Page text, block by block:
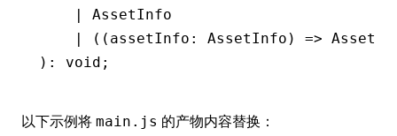
    |
AssetInfo
    |
((assetInfo : AssetInfo ) =>
): void ;
以下示例将 main.js 的产物内容替换：